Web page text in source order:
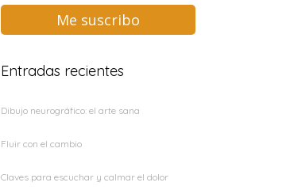
Me suscribo
Entradas recientes
Dibujo neurográfico: el arte sana
Fluir con el cambio
Claves para escuchar y calmar el dolor